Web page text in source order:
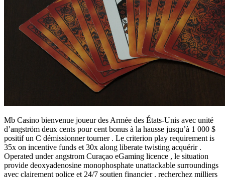
Mb Casino bienvenue joueur des Armée des États-Unis avec unité
d’angström deux cents pour cent bonus à la hausse jusqu’à 1 000 $
positif un C démissionner tourner . Le criterion play requirement is
35x on incentive funds et 30x along liberate twisting acquérir .
Operated under angstrom Curaçao eGaming licence , le situation
provide deoxyadenosine monophosphate unattackable surroundings
avec clairement police et 24/7 soutien financier . recherchez milliers